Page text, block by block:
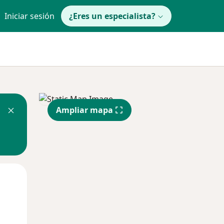
Iniciar sesión ¿Eres un especialista?
Ampliar mapa